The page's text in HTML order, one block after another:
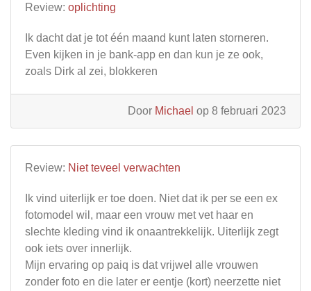
Review: oplichting
Ik dacht dat je tot één maand kunt laten storneren.
Even kijken in je bank-app en dan kun je ze ook,
zoals Dirk al zei, blokkeren
Door Michael op 8 februari 2023
Review: Niet teveel verwachten
Ik vind uiterlijk er toe doen. Niet dat ik per se een ex
fotomodel wil, maar een vrouw met vet haar en
slechte kleding vind ik onaantrekkelijk. Uiterlijk zegt
ook iets over innerlijk.
Mijn ervaring op paiq is dat vrijwel alle vrouwen
zonder foto en die later er eentje (kort) neerzette niet